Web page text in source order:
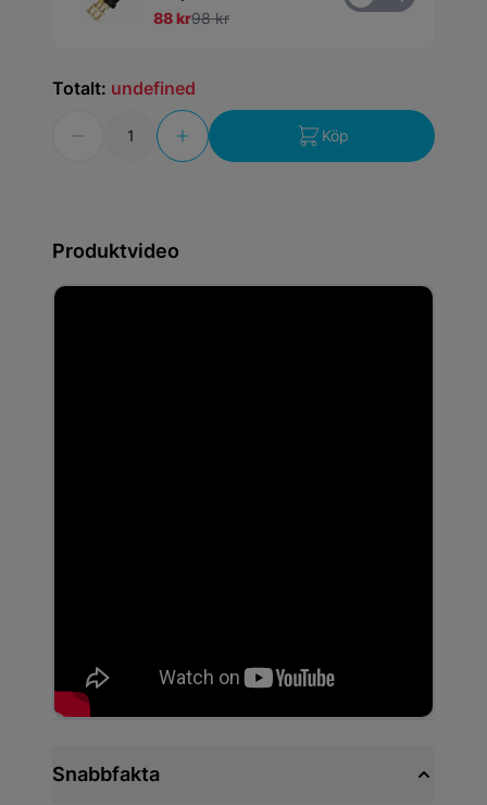
Totalt: undefined
Köp
Kärcher K
88 kr98 kr
Produktvideo
Snabbfakta